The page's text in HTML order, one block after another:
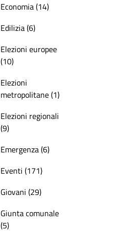
Economia (14)
Edilizia (6)
Elezioni europee
(10)
Elezioni
metropolitane (1)
Elezioni regionali
(9)
Emergenza (6)
Eventi (171)
Giovani (29)
Giunta comunale
(5)